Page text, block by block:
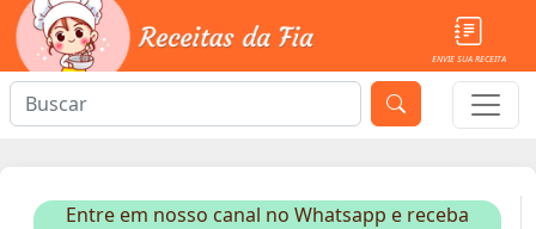
ENVIE SUA RECEITA
Entre em nosso canal no Whatsapp e receba